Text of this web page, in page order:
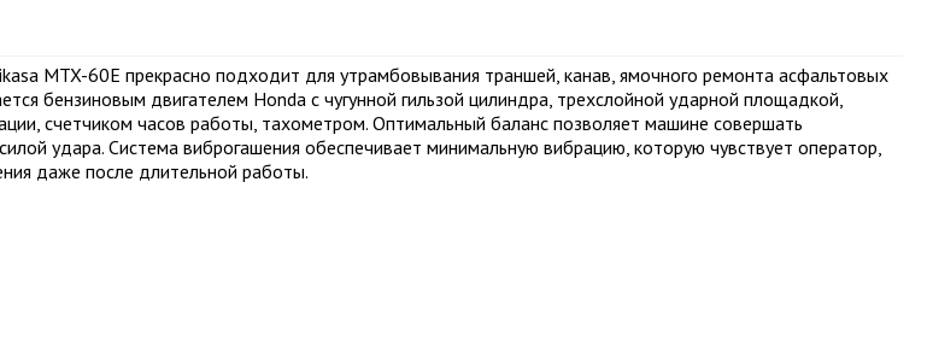
MTX-60E прекрасно подходит для утрамбовывания траншей, канав, ямочного ремонта асфальтовых
бензиновым двигателем Honda с чугунной гильзой цилиндра, трехслойной ударной площадкой,
счетчиком часов работы, тахометром. Оптимальный баланс позволяет машине совершать
удара. Система виброгашения обеспечивает минимальную вибрацию, которую чувствует оператор,
даже после длительной работы.